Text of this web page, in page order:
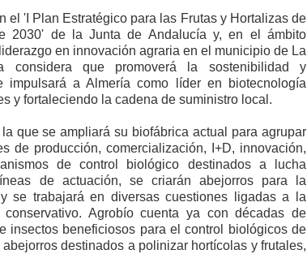
el 'I Plan Estratégico para las Frutas y Hortalizas de
2030' de la Junta de Andalucía y, en el ámbito
en innovación agraria en el municipio de La
considera que promoverá la sostenibilidad y
impulsará a Almería como líder en biotecnología
y fortaleciendo la cadena de suministro local.
que se ampliará su biofábrica actual para agrupar
de producción, comercialización, I+D, innovación,
de control biológico destinados a lucha
de actuación, se criarán abejorros para la
se trabajará en diversas cuestiones ligadas a la
Agrobío cuenta ya con décadas de
insectos beneficiosos para el control biológicos de
destinados a polinizar hortícolas y frutales,